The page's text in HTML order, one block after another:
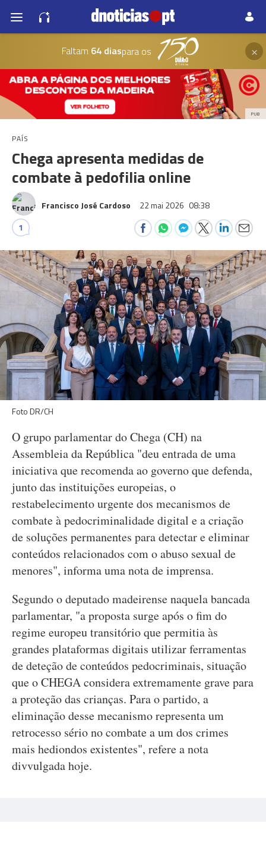
Faltam 64 diaspara os ×
PUB
PAÍS
Chega apresenta medidas de
combate à pedofilia online
Francisco José Cardoso 22 mai 2026 08:38
1
Foto DR/CH
O grupo parlamentar do Chega (CH) na
Assembleia da República "deu entrada de uma
iniciativa que recomenda ao governo que defenda,
junto das instituições europeias, o
restabelecimento urgente dos mecanismos de
combate à pedocriminalidade digital e a criação
de soluções permanentes para detectar e eliminar
conteúdos relacionados com o abuso sexual de
menores", informa uma nota de imprensa.
Segundo o deputado madeirense naquela bancada
parlamentar, "a proposta surge após o fim do
regime europeu transitório que permitia às
grandes plataformas digitais utilizar ferramentas
de deteção de conteúdos pedocriminais, situação
que o CHEGA considera extremamente grave para
a proteção das crianças. Para o partido, a
eliminação desse mecanismo representa um
retrocesso sério no combate a um dos crimes
mais hediondos existentes", refere a nota
divvulgada hoje.